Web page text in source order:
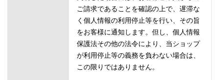
ご請求であることを確認の上で、遅滞な
く個人情報の利用停止等を行い、その旨
をお客様に通知します。但し、個人情報
保護法その他の法令により、当ショップ
が利用停止等の義務を負わない場合は、
この限りではありません。